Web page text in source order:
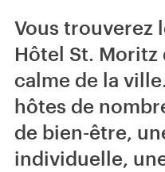
Vous trouverez
Hôtel St. Moritz
calme de la
hôtes de
de bien-être,
individuelle,